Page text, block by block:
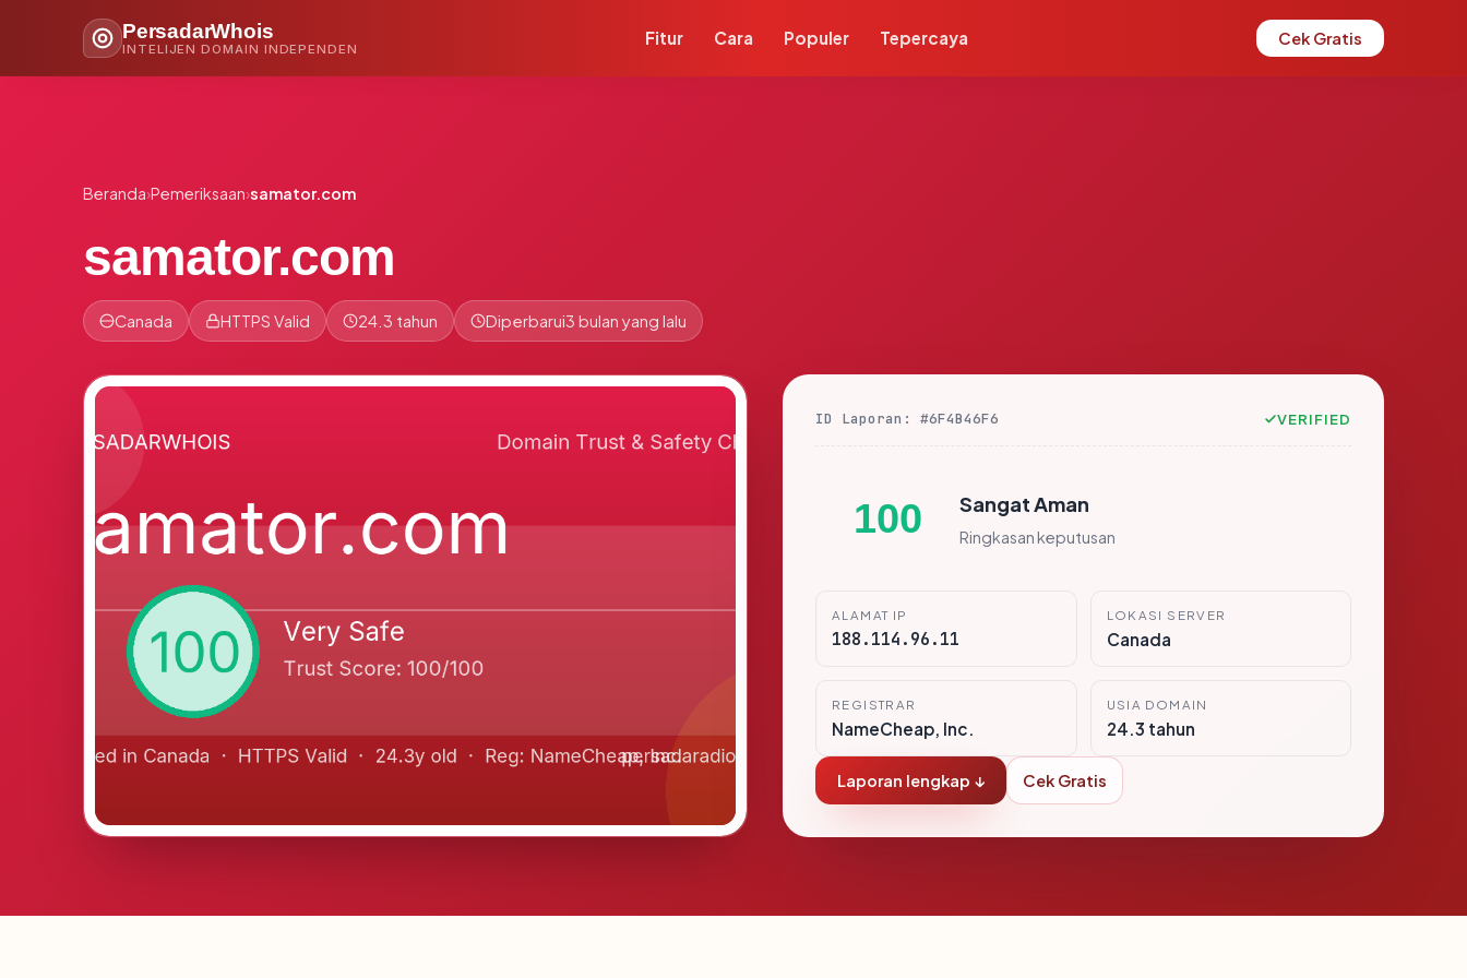
PersadarWhois
INTELIJEN DOMAIN INDEPENDEN
Fitur Cara Populer Tepercaya Cek Gratis
Beranda›Pemeriksaan›samator.com
samator.com
Canada HTTPS Valid 24.3 tahun Diperbarui3 bulan yang lalu
ID Laporan: #6F4B46F6 VERIFIED
100 Sangat Aman
Ringkasan keputusan
ALAMAT IP
188.114.96.11
LOKASI SERVER
Canada
REGISTRAR
NameCheap, Inc.
USIA DOMAIN
24.3 tahun
Laporan lengkap ↓ Cek Gratis